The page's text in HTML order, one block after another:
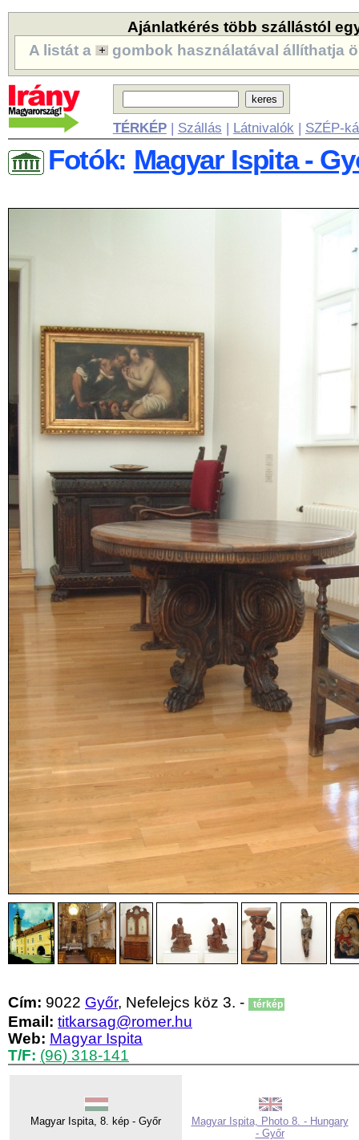
Ajánlatkérés több szállástól
A listát a
gombok használatával állíthatja
TÉRKÉP| Szállás | Látnivalók | SZÉP-
Fotók: Magyar Ispita -
Cím: 9022 Győr, Nefelejcs köz 3. - térkép
Email: titkarsag@romer.hu
Web: Magyar Ispita
T/F: (96) 318-141
Magyar Ispita, 8. kép - Győr
Magyar Ispita, Photo 8. - Hungary
- Győr